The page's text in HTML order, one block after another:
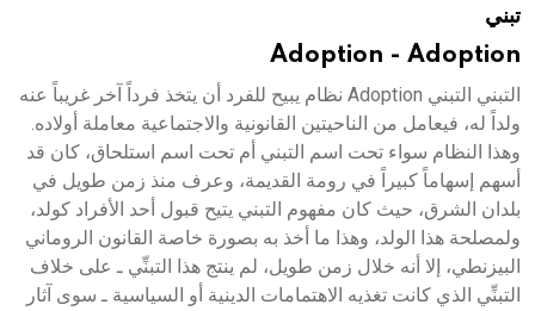
تبني
Adoption - Adoption
التبني التبني Adoption نظام يبيح للفرد أن يتخذ فرداً آخر غريباً عنه
ولداً له، فيعامل من الناحيتين القانونية والاجتماعية معاملة أولاده.
وهذا النظام سواء تحت اسم التبني أم تحت اسم استلحاق، كان قد
أسهم إسهاماً كبيراً في رومة القديمة، وعرف منذ زمن طويل في
بلدان الشرق، حيث كان مفهوم التبني يتيح قبول أحد الأفراد كولد،
ولمصلحة هذا الولد، وهذا ما أخذ به بصورة خاصة القانون الروماني
البيزنطي، إلا أنه خلال زمن طويل، لم ينتج هذا التبنِّي ـ على خلاف
التبنِّي الذي كانت تغذيه الاهتمامات الدينية أو السياسية ـ سوى آثار